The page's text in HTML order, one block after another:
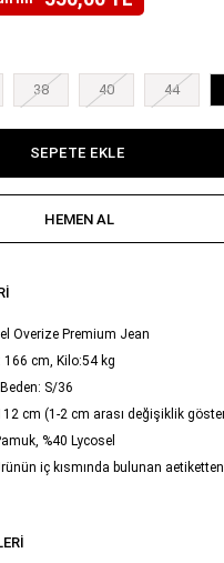
38 40 44
Overize Premium Jean
166 cm, Kilo:54 kg
S/36
cm (1-2 cm arası değişiklik
%40 Lycosel
iç kısmında bulunan